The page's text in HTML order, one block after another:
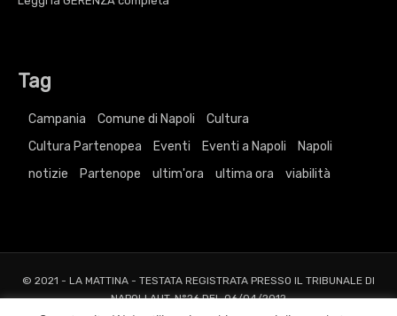
Tag
Campania Comune di Napoli
Cultura
Cultura Partenopea
Eventi Eventi a Napoli
Napoli
notizie
Partenope ultim'ora ultima ora viabilità
© 2021 - LA MATTINA - TESTATA REGISTRATA PRESSO IL TRIBUNALE DI
NAPOLI AUT. N°26 DEL 06/04/2012